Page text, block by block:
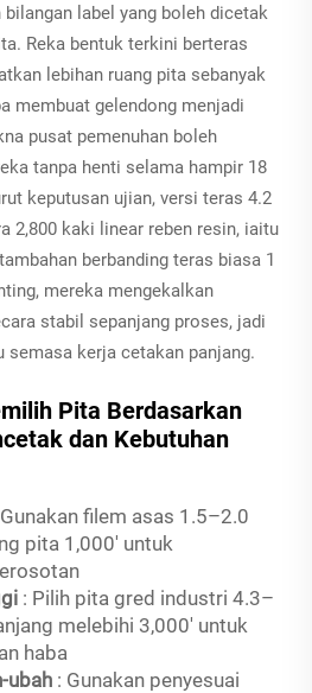
label yang boleh dicetak
Reka bentuk terkini berteras
lebihan ruang pita sebanyak
membuat gelendong menjadi
pusat pemenuhan boleh
tanpa henti selama hampir 18
keputusan ujian, versi teras 4.2
2,800 kaki linear reben resin, iaitu
berbanding teras biasa 1
mereka mengekalkan
stabil sepanjang proses, jadi
kerja cetakan panjang.
Pita Berdasarkan
dan Kebutuhan
filem asas 1.5–2.0
pita 1,000' untuk
: Pilih pita gred industri 4.3–
melebihi 3,000' untuk
haba
ubah : Gunakan penyesuai